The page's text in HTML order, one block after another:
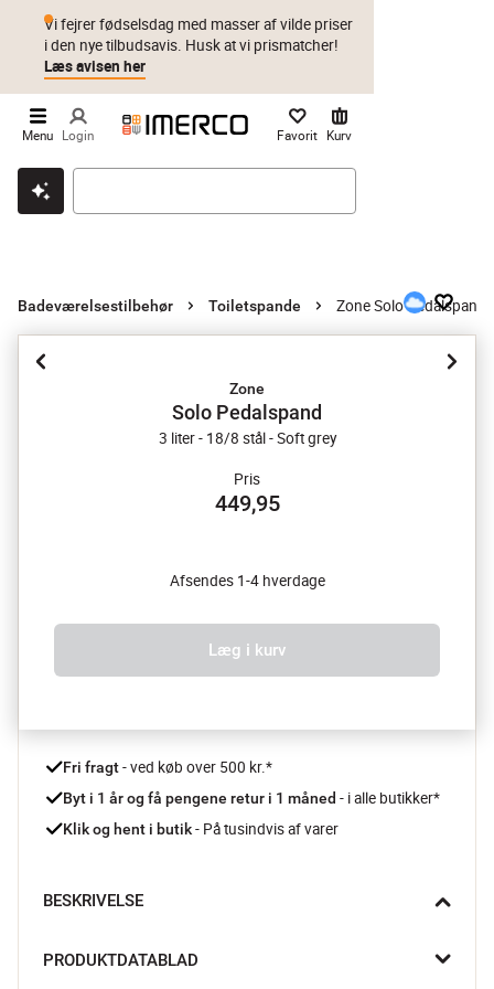
Klik & hent Byt i 1 år Prismatch
Vi fejrer fødselsdag med masser af vilde priser
i den nye tilbudsavis. Husk at vi prismatcher!
Læs avisen her
Menu Login Favorit Kurv
Badeværelsestilbehør Toiletspande Zone Solo Pedalspand
Zone
Solo Pedalspand
3 liter - 18/8 stål - Soft grey
Pris
449,95
Afsendes 1-4 hverdage
Læg i kurv
Fri fragt - ved køb over 500 kr.*
Byt i 1 år og få pengene retur i 1 måned - i alle butikker*
Klik og hent i butik - På tusindvis af varer
BESKRIVELSE
rene linjer og praktiske design. Perfekt til det moderne
PRODUKTDATABLAD